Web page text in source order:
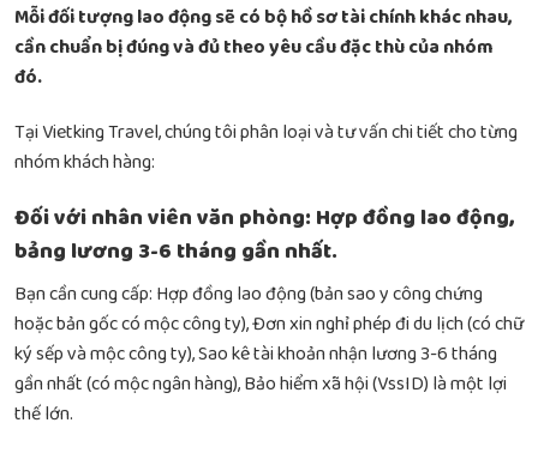
Mỗi đối tượng lao động sẽ có bộ hồ sơ tài chính khác nhau,
cần chuẩn bị đúng và đủ theo yêu cầu đặc thù của nhóm
đó.
Tại Vietking Travel, chúng tôi phân loại và tư vấn chi tiết cho từng
nhóm khách hàng:
Đối với nhân viên văn phòng: Hợp đồng lao động,
bảng lương 3-6 tháng gần nhất.
Bạn cần cung cấp: Hợp đồng lao động (bản sao y công chứng
hoặc bản gốc có mộc công ty), Đơn xin nghỉ phép đi du lịch (có chữ
ký sếp và mộc công ty), Sao kê tài khoản nhận lương 3-6 tháng
gần nhất (có mộc ngân hàng), Bảo hiểm xã hội (VssID) là một lợi
thế lớn.